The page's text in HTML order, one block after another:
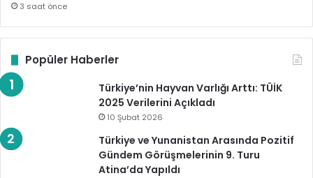
3 saat önce
Popüler Haberler
Türkiye’nin Hayvan Varlığı Arttı: TÜİK
2025 Verilerini Açıkladı
10 Şubat 2026
Türkiye ve Yunanistan Arasında Pozitif
Gündem Görüşmelerinin 9. Turu
Atina’da Yapıldı